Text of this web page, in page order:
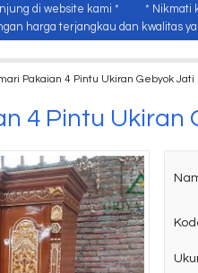
di website kami * * Nikmati
harga terjangkau dan kwalitas
Pakaian 4 Pintu Ukiran Gebyok Jati
4 Pintu Ukiran